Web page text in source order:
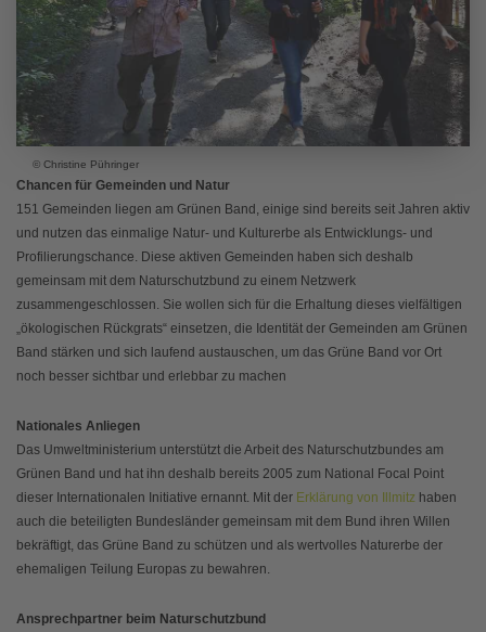
© Christine Pühringer
Chancen für Gemeinden und Natur
151 Gemeinden liegen am Grünen Band, einige sind bereits seit Jahren aktiv
und nutzen das einmalige Natur- und Kulturerbe als Entwicklungs- und
Profilierungschance. Diese aktiven Gemeinden haben sich deshalb
gemeinsam mit dem Naturschutzbund zu einem Netzwerk
zusammengeschlossen. Sie wollen sich für die Erhaltung dieses vielfältigen
„ökologischen Rückgrats“ einsetzen, die Identität der Gemeinden am Grünen
Band stärken und sich laufend austauschen, um das Grüne Band vor Ort
noch besser sichtbar und erlebbar zu machen
Nationales Anliegen
Das Umweltministerium unterstützt die Arbeit des Naturschutzbundes am
Grünen Band und hat ihn deshalb bereits 2005 zum National Focal Point
dieser Internationalen Initiative ernannt. Mit der Erklärung von Illmitz haben
auch die beteiligten Bundesländer gemeinsam mit dem Bund ihren Willen
bekräftigt, das Grüne Band zu schützen und als wertvolles Naturerbe der
ehemaligen Teilung Europas zu bewahren.
Ansprechpartner beim Naturschutzbund